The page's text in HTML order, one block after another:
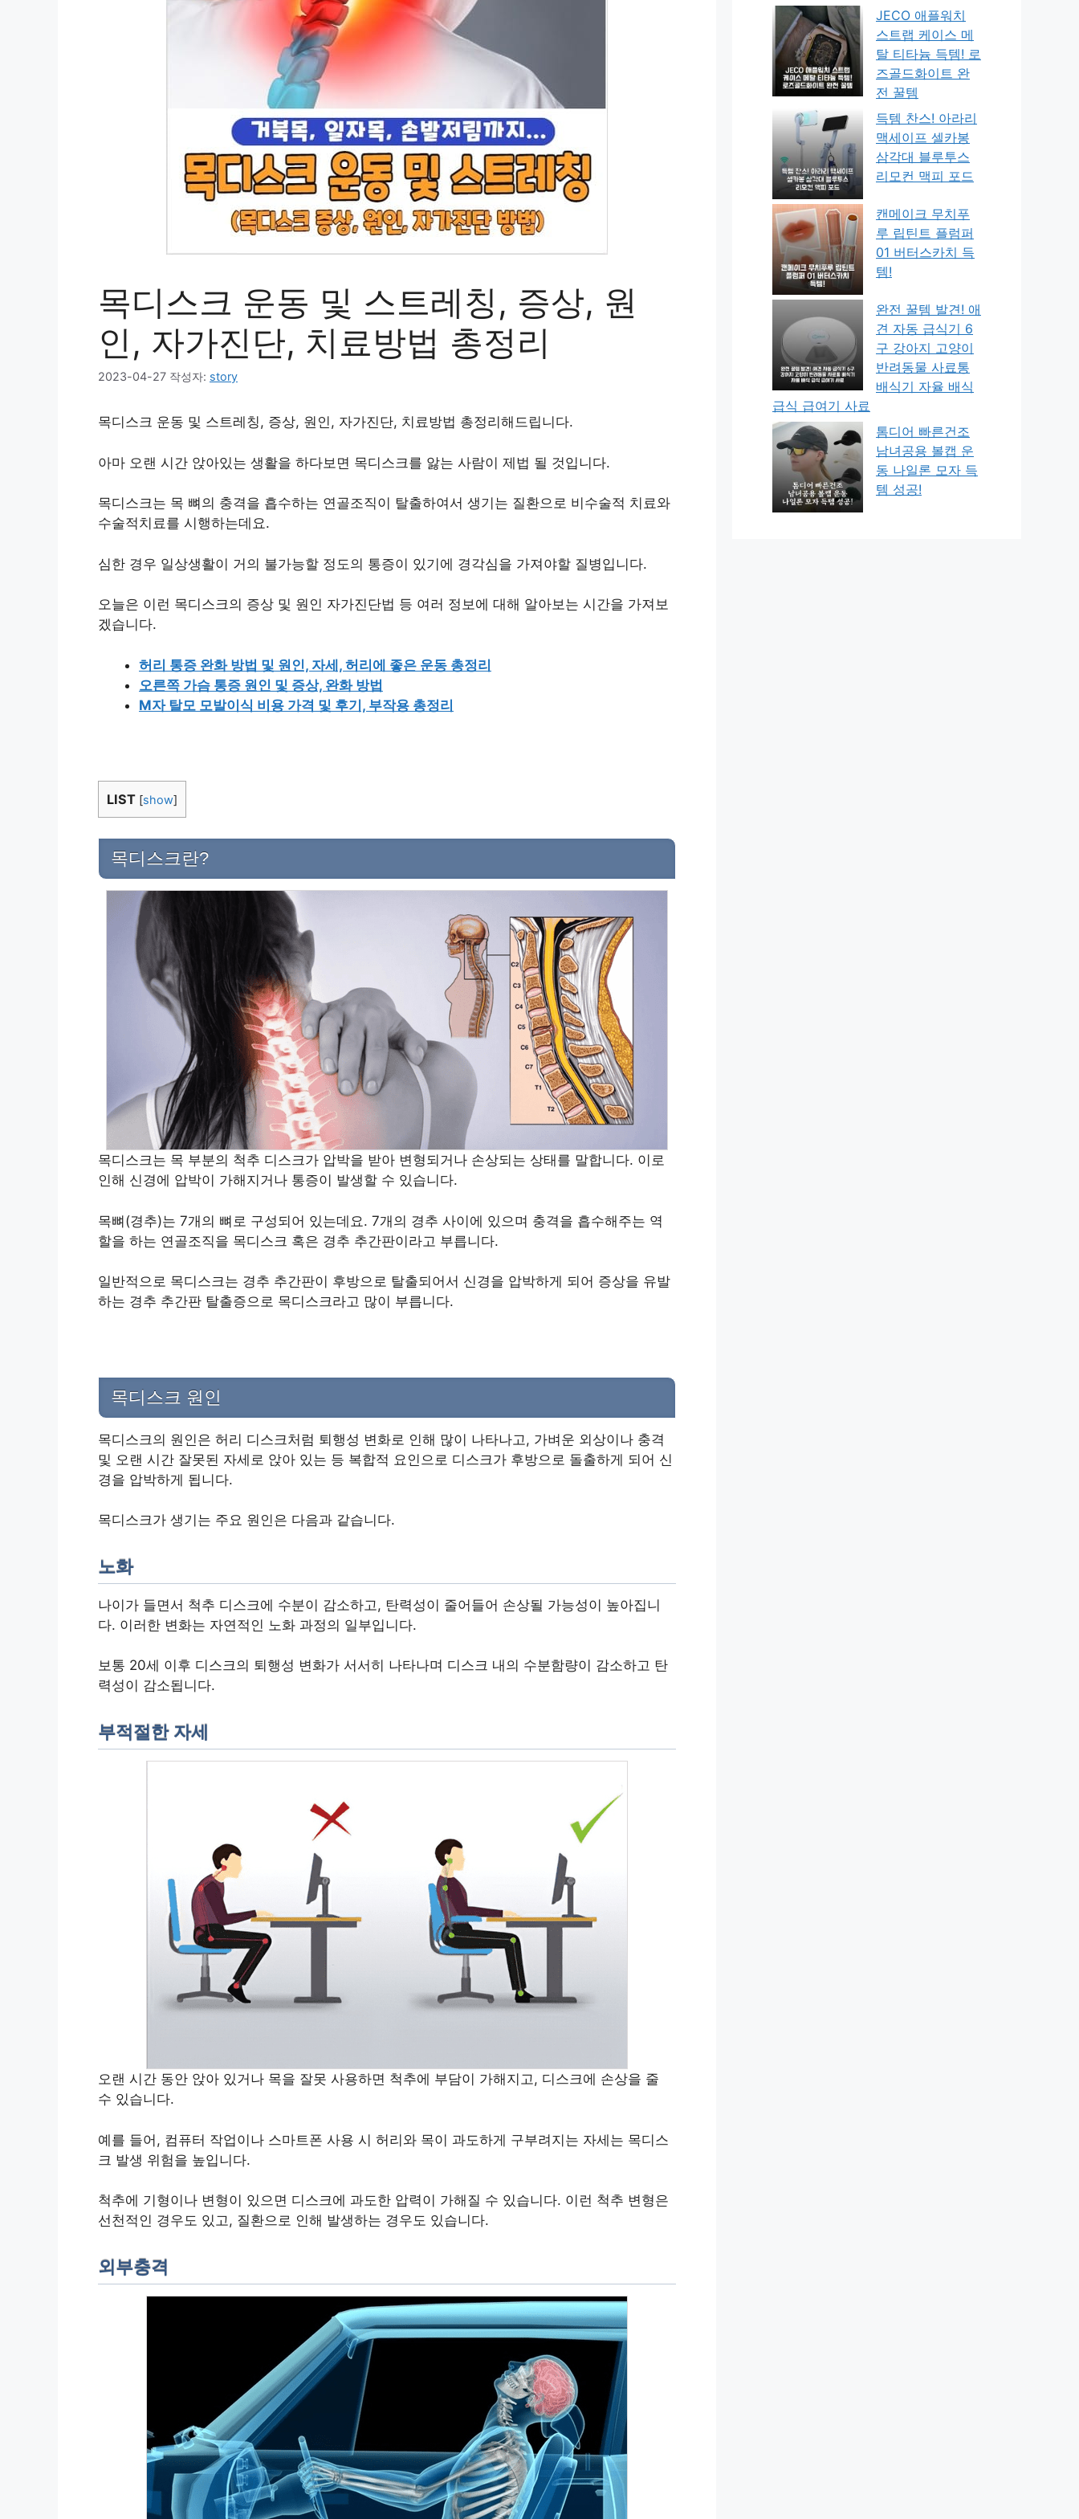
목디스크 운동 및 스트레칭, 증상, 원
인, 자가진단, 치료방법 총정리
2023-04-27 작성자: story
목디스크 운동 및 스트레칭, 증상, 원인, 자가진단, 치료방법 총정리해드립니다.
아마 오랜 시간 앉아있는 생활을 하다보면 목디스크를 앓는 사람이 제법 될 것입니다.
목디스크는 목 뼈의 충격을 흡수하는 연골조직이 탈출하여서 생기는 질환으로 비수술적 치료와
수술적치료를 시행하는데요.
심한 경우 일상생활이 거의 불가능할 정도의 통증이 있기에 경각심을 가져야할 질병입니다.
오늘은 이런 목디스크의 증상 및 원인 자가진단법 등 여러 정보에 대해 알아보는 시간을 가져보
겠습니다.
허리 통증 완화 방법 및 원인, 자세, 허리에 좋은 운동 총정리
오른쪽 가슴 통증 원인 및 증상, 완화 방법
M자 탈모 모발이식 비용 가격 및 후기, 부작용 총정리
LIST [show]
목디스크란?
목디스크는 목 부분의 척추 디스크가 압박을 받아 변형되거나 손상되는 상태를 말합니다. 이로
인해 신경에 압박이 가해지거나 통증이 발생할 수 있습니다.
목뼈(경추)는 7개의 뼈로 구성되어 있는데요. 7개의 경추 사이에 있으며 충격을 흡수해주는 역
할을 하는 연골조직을 목디스크 혹은 경추 추간판이라고 부릅니다.
일반적으로 목디스크는 경추 추간판이 후방으로 탈출되어서 신경을 압박하게 되어 증상을 유발
하는 경추 추간판 탈출증으로 목디스크라고 많이 부릅니다.
목디스크 원인
목디스크의 원인은 허리 디스크처럼 퇴행성 변화로 인해 많이 나타나고, 가벼운 외상이나 충격
및 오랜 시간 잘못된 자세로 앉아 있는 등 복합적 요인으로 디스크가 후방으로 돌출하게 되어 신
경을 압박하게 됩니다.
목디스크가 생기는 주요 원인은 다음과 같습니다.
노화
나이가 들면서 척추 디스크에 수분이 감소하고, 탄력성이 줄어들어 손상될 가능성이 높아집니
다. 이러한 변화는 자연적인 노화 과정의 일부입니다.
보통 20세 이후 디스크의 퇴행성 변화가 서서히 나타나며 디스크 내의 수분함량이 감소하고 탄
력성이 감소됩니다.
부적절한 자세
오랜 시간 동안 앉아 있거나 목을 잘못 사용하면 척추에 부담이 가해지고, 디스크에 손상을 줄
수 있습니다.
예를 들어, 컴퓨터 작업이나 스마트폰 사용 시 허리와 목이 과도하게 구부려지는 자세는 목디스
크 발생 위험을 높입니다.
척추에 기형이나 변형이 있으면 디스크에 과도한 압력이 가해질 수 있습니다. 이런 척추 변형은
선천적인 경우도 있고, 질환으로 인해 발생하는 경우도 있습니다.
외부충격
JECO 애플워치
스트랩 케이스 메
탈 티타늄 득템! 로
즈골드화이트 완
전 꿀템
득템 찬스! 아라리
맥세이프 셀카봉
삼각대 블루투스
리모컨 맥피 포드
캔메이크 무치푸
루 립틴트 플럼퍼
01 버터스카치 득
템!
완전 꿀템 발견! 애
견 자동 급식기 6
구 강아지 고양이
반려동물 사료통
배식기 자율 배식
급식 급여기 사료
톰디어 빠른건조
남녀공용 볼캡 운
동 나일론 모자 득
템 성공!